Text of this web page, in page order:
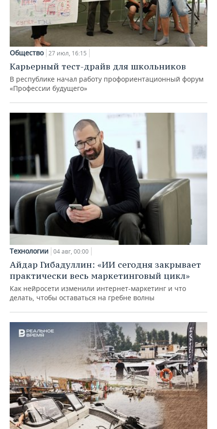
Общество 27 июл, 16:15
Карьерный тест-драйв для школьников
В республике начал работу профориентационный форум
«Профессии будущего»
Технологии 04 авг, 00:00
Айдар Гибадуллин: «ИИ сегодня закрывает
практически весь маркетинговый цикл»
Как нейросети изменили интернет-маркетинг и что
делать, чтобы оставаться на гребне волны